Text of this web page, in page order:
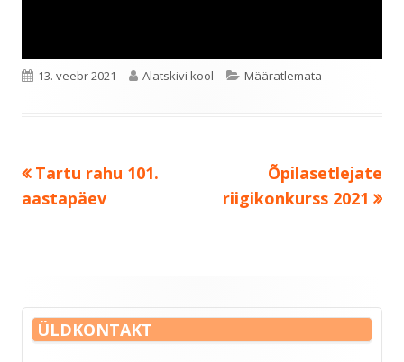
Published
13. veebr 2021 Author
Alatskivi kool Categories
Määratlemata
Navigeerimine
Previous
article:
Tartu rahu 101.
aastapäev
Next
article:
Õpilasetlejate
riigikonkurss 2021
Main
ÜLDKONTAKT